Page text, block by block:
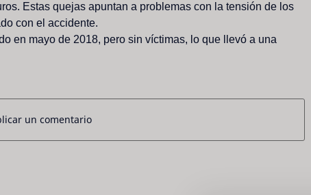
Estas quejas apuntan a problemas con la tensión de los
con el accidente.
en mayo de 2018, pero sin víctimas, lo que llevó a una
un comentario